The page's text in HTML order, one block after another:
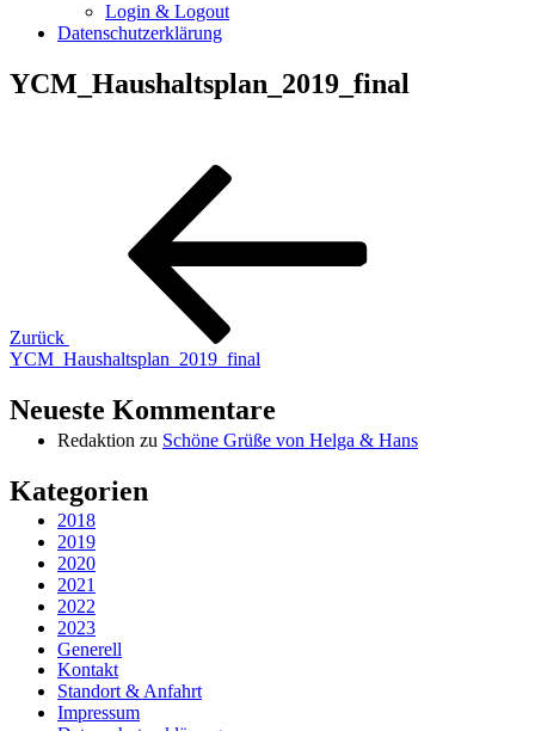
Login & Logout
Datenschutzerklärung
YCM_Haushaltsplan_2019_final
Beitragsnavigation
Zurück
YCM_Haushaltsplan_2019_final
Neueste Kommentare
Redaktion zu Schöne Grüße von Helga & Hans
Kategorien
2018
2019
2020
2021
2022
2023
Generell
Kontakt
Standort & Anfahrt
Impressum